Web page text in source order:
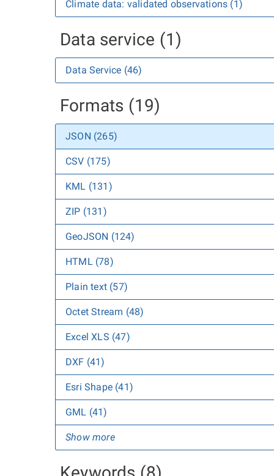
Climate data: validated observations (1)
Data service (1)
Data Service (46)
Formats (19)
JSON (265)
CSV (175)
KML (131)
ZIP (131)
GeoJSON (124)
HTML (78)
Plain text (57)
Octet Stream (48)
Excel XLS (47)
DXF (41)
Esri Shape (41)
GML (41)
Show more